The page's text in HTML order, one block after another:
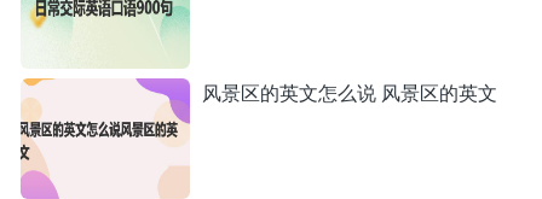
风景区的英文怎么说 风景区的英文